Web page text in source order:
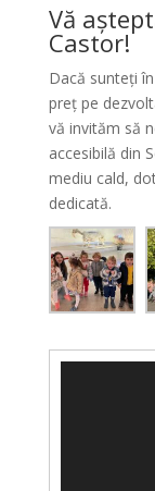
Vă
Castor!
Dacă sunteți
preț pe
vă invităm să
accesibilă din
mediu cald,
dedicată.